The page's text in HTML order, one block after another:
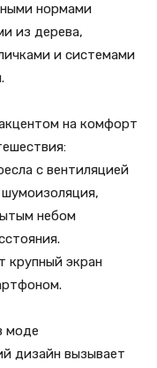
нормами
из дерева,
и системами
на комфорт
с вентиляцией
небом
крупный экран
моде
дизайн вызывает